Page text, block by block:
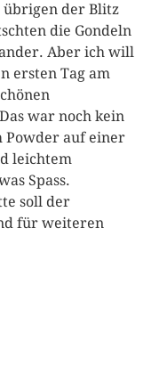
der Blitz
die Gondeln
Aber ich will
ersten Tag am
war noch kein
Powder auf einer
leichtem
Spass.
soll der
für weiteren